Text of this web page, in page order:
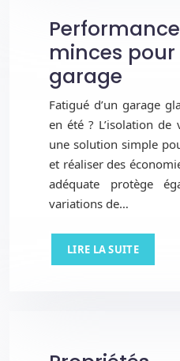
minces
garage
Fatigué d’un garage
en été ? L’isolation
une solution simple
et réaliser des
adéquate protège
variations de…
LIRE LA SUITE